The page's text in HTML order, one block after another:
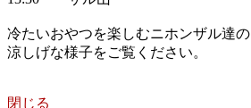
冷たいおやつを楽しむニホンザル達の
涼しげな様子をご覧ください。
閉じる